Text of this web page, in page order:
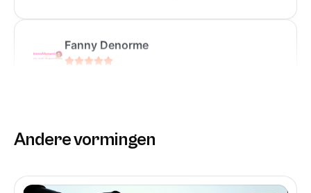
Fanny Denorme
Aanrader! Zeker kijken.
Immoversity is zo handig! proficiat eigenlijk
is. En tof dat het BIV zich hieraan koppelt.
Andere vormingen